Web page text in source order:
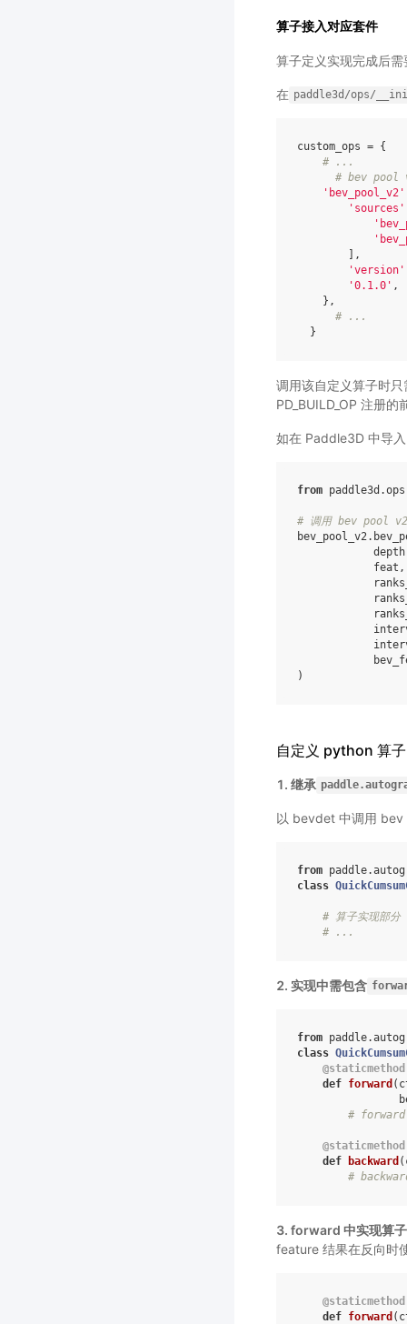
算子接入对应套件
算子定义实现完成后
在 paddle3d/ops/
custom_ops = {
# ...
# bev pool
'bev_pool_v2'
'sources'
],
'version'
'0.1.0' ,
},
# ...
}
调用该自定义算子时
PD_BUILD_OP 注册的
如在 Paddle3D 中导
from paddle3d.ops
# 调用 bev pool
bev_pool_v2 .
depth
feat ,
)
自定义 python 算子
1. 继承
以 bevdet 中调用
from
class
# 算子实现部分
# ...
2. 实现中需包含
from
class
@staticmethod
def forward (
# forward
@staticmethod
def
backward (
#
3. forward 中实现算
feature 结果在反向时
@staticmethod
def forward (